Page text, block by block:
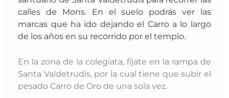
calles de Mons. En el suelo podrás ver las
marcas que ha ido dejando el Carro a lo largo
de los años en su recorrido por el templo.
En la zona de la colegiata, fíjate en la rampa de
Santa Valdetrudis, por la cual tiene que subir el
pesado Carro de Oro de una sola vez.